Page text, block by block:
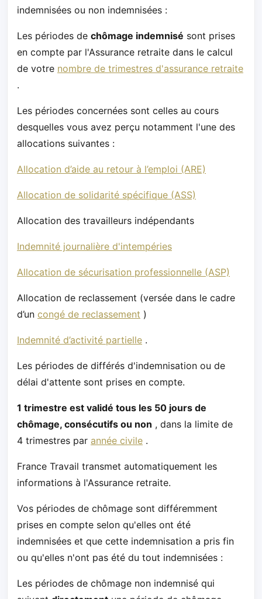
indemnisées ou non indemnisées :
Les périodes de chômage indemnisé sont prises
en compte par l'Assurance retraite dans le calcul
de votre nombre de trimestres d'assurance retraite
.
Les périodes concernées sont celles au cours
desquelles vous avez perçu notamment l'une des
allocations suivantes :
Allocation d’aide au retour à l’emploi (ARE)
Allocation de solidarité spécifique (ASS)
Allocation des travailleurs indépendants
Indemnité journalière d'intempéries
Allocation de sécurisation professionnelle (ASP)
Allocation de reclassement (versée dans le cadre
d’un congé de reclassement )
Indemnité d’activité partielle .
Les périodes de différés d'indemnisation ou de
délai d'attente sont prises en compte.
1 trimestre est validé tous les 50 jours de
chômage, consécutifs ou non , dans la limite de
4 trimestres par année civile .
France Travail transmet automatiquement les
informations à l'Assurance retraite.
Vos périodes de chômage sont différemment
prises en compte selon qu'elles ont été
indemnisées et que cette indemnisation a pris fin
ou qu'elles n'ont pas été du tout indemnisées :
Les périodes de chômage non indemnisé qui